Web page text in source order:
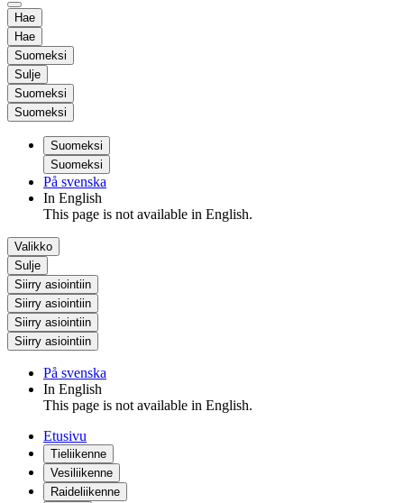
Hae
Hae
Suomeksi
Sulje
Suomeksi
Suomeksi
Suomeksi
Suomeksi
På svenska
In English
This page is not available in English.
Valikko
Sulje
Siirry asiointiin
Siirry asiointiin
Siirry asiointiin
Siirry asiointiin
På svenska
In English
This page is not available in English.
Etusivu
Tieliikenne
Vesiliikenne
Raideliikenne